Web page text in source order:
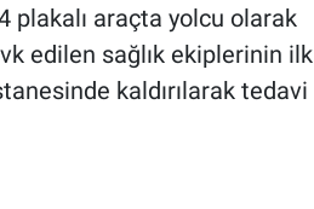
plakalı araçta yolcu olarak
edilen sağlık ekiplerinin ilk
kaldırılarak tedavi